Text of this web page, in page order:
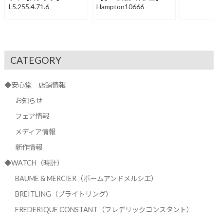
L5.255.4.71.6
Hampton10666
CATEGORY
◆安心堂 店舗情報
お知らせ
フェア情報
メディア情報
新作情報
◆WATCH（時計）
BAUME & MERCIER（ボームアンドメルシエ）
BREITLING（ブライトリング）
FREDERIQUE CONSTANT（フレデリックコンスタント）